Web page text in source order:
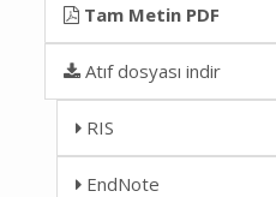
Tam Metin PDF
Atıf dosyası indir
RIS
EndNote